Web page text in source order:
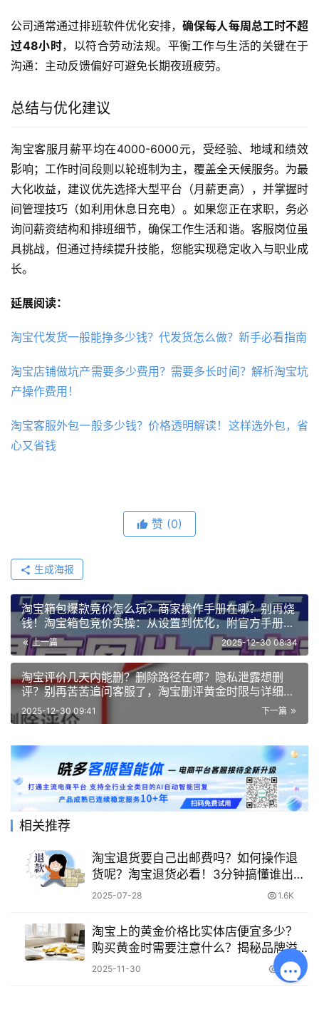
公司通常通过排班软件优化安排，确保每人每周总工时不超
过48小时，以符合劳动法规。平衡工作与生活的关键在于
沟通：主动反馈偏好可避免长期夜班疲劳。
总结与优化建议
淘宝客服月薪平均在4000-6000元，受经验、地域和绩效
影响；工作时间段则以轮班制为主，覆盖全天候服务。为最
大化收益，建议优先选择大型平台（月薪更高），并掌握时
间管理技巧（如利用休息日充电）。如果您正在求职，务必
询问薪资结构和排班细节，确保工作生活和谐。客服岗位虽
具挑战，但通过持续提升技能，您能实现稳定收入与职业成
长。
延展阅读：
淘宝代发货一般能挣多少钱？代发货怎么做？新手必看指南
淘宝店铺做坑产需要多少费用？需要多长时间？解析淘宝坑
产操作费用！
淘宝客服外包一般多少钱？价格透明解读！这样选外包，省
心又省钱
赞 (0)
生成海报
淘宝箱包爆款竞价怎么玩？商家操作手册在哪？别再烧
钱！淘宝箱包竞价实操：从设置到优化，附官方手册下
载路径！
上一篇 2025-12-30 08:34
淘宝评价几天内能删？删除路径在哪？隐私泄露想删
评？别再苦苦追问客服了，淘宝删评黄金时限与详细路
径一览！
下一篇
2025-12-30 09:41
相关推荐
淘宝退货要自己出邮费吗？如何操作退
货呢？淘宝退货必看！3分钟搞懂谁出运
费？手把手教你0元退货秘诀！
2025-07-28 1.6K
淘宝上的黄金价格比实体店便宜多少？
购买黄金时需要注意什么？揭秘品牌溢
价、运营成本等价差根源，附确保正品
2025-11-30 692